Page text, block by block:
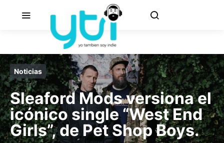
Noticias
Sleaford Mods versiona el
icónico single “West End
Girls”, de Pet Shop Boys.